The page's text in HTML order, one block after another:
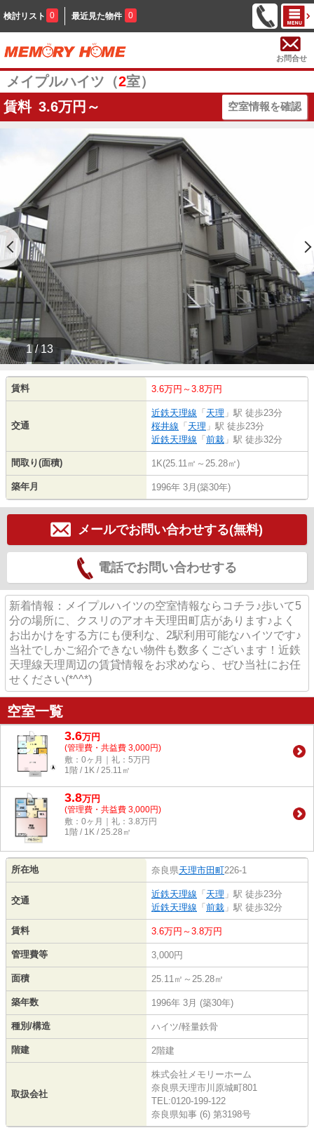
検討リスト 0 最近見た物件 0
お問合せ
メイプルハイツ（2室）
賃料 3.6万円～ 空室情報を確認
1 / 13
賃料 3.6万円～3.8万円
交通
近鉄天理線 「 天理 」駅 徒歩23分
桜井線 「 天理 」駅 徒歩23分
近鉄天理線 「 前栽 」駅 徒歩32分
間取り(面積) 1K(25.11㎡～25.28㎡)
築年月 1996年 3月(築30年)
メールでお問い合わせする(無料)
電話でお問い合わせする
新着情報：メイプルハイツの空室情報ならコチラ♪歩いて5
分の場所に、クスリのアオキ天理田町店があります♪よく
お出かけをする方にも便利な、2駅利用可能なハイツです♪
当社でしかご紹介できない物件も数多くございます！近鉄
天理線天理周辺の賃貸情報をお求めなら、ぜひ当社にお任
せください(*^^*)
空室一覧
3.6万円
(管理費・共益費 3,000円)
敷：0ヶ月｜礼：5万円
1階 / 1K / 25.11㎡
3.8万円
(管理費・共益費 3,000円)
敷：0ヶ月｜礼：3.8万円
1階 / 1K / 25.28㎡
所在地 奈良県天理市田町226-1
交通
近鉄天理線 「 天理 」駅 徒歩23分
近鉄天理線 「 前栽 」駅 徒歩32分
賃料 3.6万円～3.8万円
管理費等 3,000円
面積 25.11㎡～25.28㎡
築年数 1996年 3月 (築30年)
種別/構造 ハイツ/軽量鉄骨
階建 2階建
取扱会社
株式会社メモリーホーム
奈良県天理市川原城町801
TEL:0120-199-122
奈良県知事 (6) 第3198号